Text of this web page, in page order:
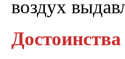
воздух